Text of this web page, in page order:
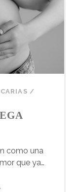
/
como una
que ya…